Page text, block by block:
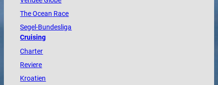
TheOcean Race
Segel-Bundesliga
Cruising
Charter
Reviere
Kroatien